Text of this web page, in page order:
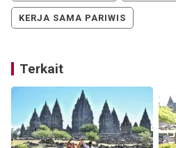
KERJA SAMA PARIWIS
Terkait